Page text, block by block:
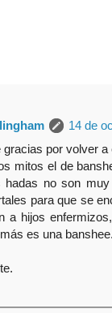
14 de
gracias por volver a
mitos el de
hadas no son
para que se
a hijos
es una